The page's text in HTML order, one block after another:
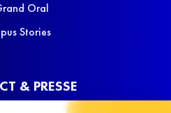
Oral
Stories
& PRESSE